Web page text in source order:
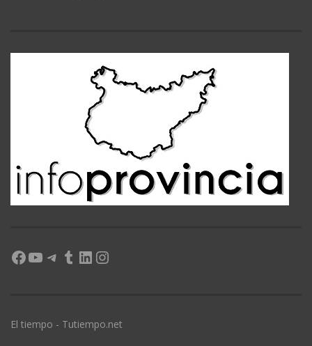
Facebook
YouTube
Telegram
Tumblr
LinkedIn
Instagram
El tiempo - Tutiempo.net